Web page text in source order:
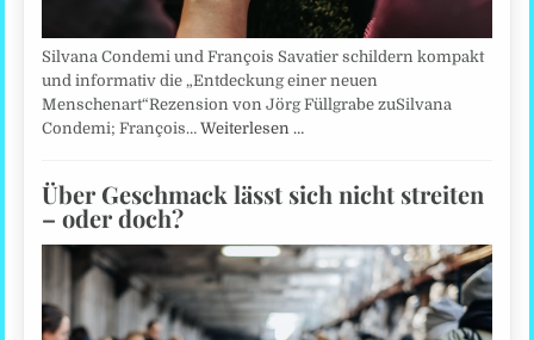
Silvana Condemi und François Savatier schildern kompakt
und informativ die „Entdeckung einer neuen
Menschenart“Rezension von Jörg Füllgrabe zuSilvana
Condemi; François…Weiterlesen …
Über Geschmack lässt sich nicht streiten
– oder doch?